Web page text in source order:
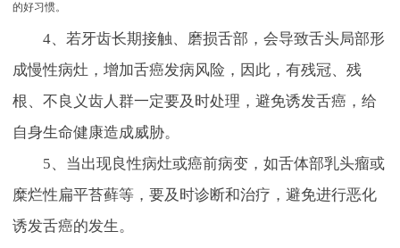
的好习惯。
4、若牙齿长期接触、磨损舌部，会导致舌头局部形
成慢性病灶，增加舌癌发病风险，因此，有残冠、残
根、不良义齿人群一定要及时处理，避免诱发舌癌，给
自身生命健康造成威胁。
5、当出现良性病灶或癌前病变，如舌体部乳头瘤或
糜烂性扁平苔藓等，要及时诊断和治疗，避免进行恶化
诱发舌癌的发生。